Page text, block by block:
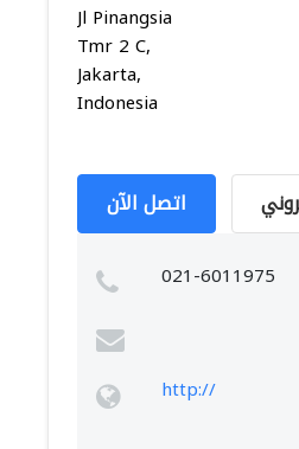
Jl Pinangsia
Tmr 2 C,
Jakarta,
Indonesia
اتصل الآن
021-6011975
http://